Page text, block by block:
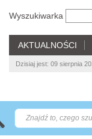
Wyszukiwarka
AKTUALNOŚCI
Dzisiaj jest: 09 sierpnia